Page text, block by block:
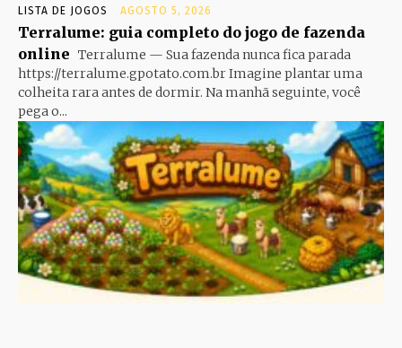
LISTA DE JOGOS AGOSTO 5, 2026
Terralume: guia completo do jogo de fazenda
online Terralume — Sua fazenda nunca fica parada
https://terralume.gpotato.com.br Imagine plantar uma
colheita rara antes de dormir. Na manhã seguinte, você
pega o...